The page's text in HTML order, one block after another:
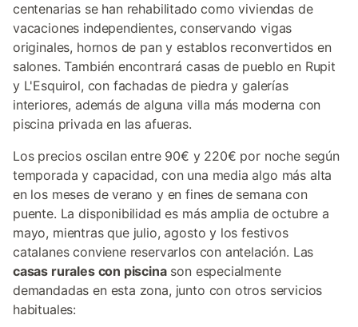
centenarias se han rehabilitado como viviendas de
vacaciones independientes, conservando vigas
originales, hornos de pan y establos reconvertidos en
salones. También encontrará casas de pueblo en Rupit
y L'Esquirol, con fachadas de piedra y galerías
interiores, además de alguna villa más moderna con
piscina privada en las afueras.
Los precios oscilan entre 90€ y 220€ por noche según
temporada y capacidad, con una media algo más alta
en los meses de verano y en fines de semana con
puente. La disponibilidad es más amplia de octubre a
mayo, mientras que julio, agosto y los festivos
catalanes conviene reservarlos con antelación. Las
casas rurales con piscinason especialmente
demandadas en esta zona, junto con otros servicios
habituales: